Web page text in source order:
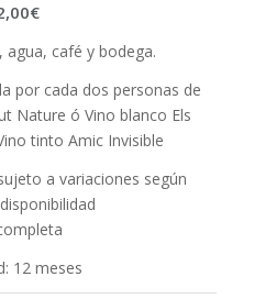
€
agua, café y bodega.
por cada dos personas de
Nature ó Vino blanco Els
tinto Amic Invisible
a variaciones según
12 meses